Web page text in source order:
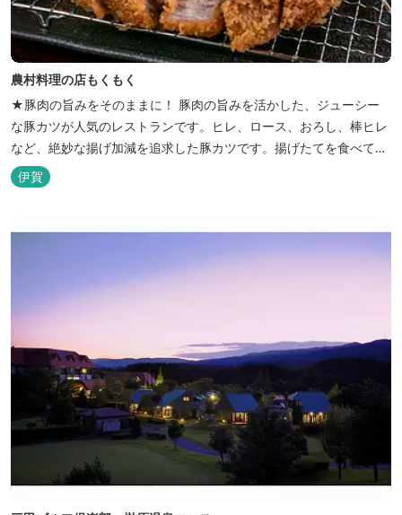
農村料理の店もくもく
★豚肉の旨みをそのままに！ 豚肉の旨みを活かした、ジューシー
な豚カツが人気のレストランです。ヒレ、ロース、おろし、棒ヒレ
など、絶妙な揚げ加減を追求した豚カツです。揚げたてを食べてい
ただくために、注文後じっくり揚げてお出ししています。 ★手作
りのお蕎麦をお楽しみいただけます！ お蕎麦は毎日お店で打ってつ
の良い昔ながらのお蕎麦...
伊賀